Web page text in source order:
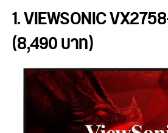
1. VIEWSONIC
(8,490 บาท)